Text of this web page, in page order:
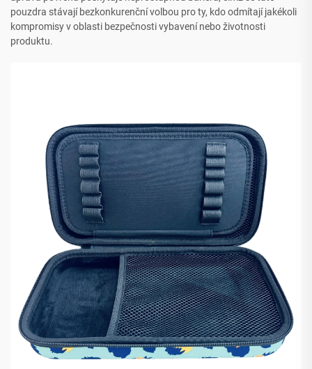
pouzdra stávají bezkonkurenční volbou pro ty, kdo odmítají jakékoli
kompromisy v oblasti bezpečnosti vybavení nebo životnosti
produktu.